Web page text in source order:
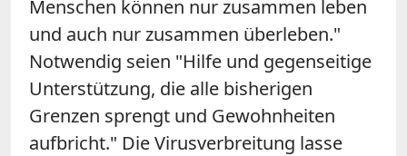
Menschen können nur zusammen leben
und auch nur zusammen überleben."
Notwendig seien "Hilfe und gegenseitige
Unterstützung, die alle bisherigen
Grenzen sprengt und Gewohnheiten
aufbricht." Die Virusverbreitung lasse